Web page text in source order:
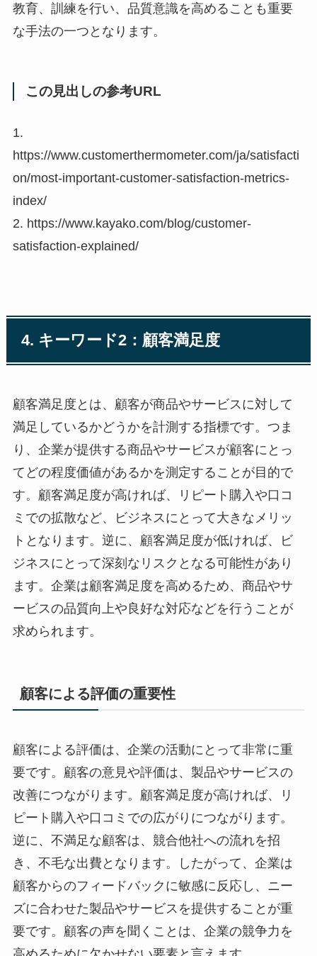
教育、訓練を行い、品質意識を高めることも重要
な手法の一つとなります。
この見出しの参考URL
1.
https://www.customerthermometer.com/ja/satisfacti
on/most-important-customer-satisfaction-metrics-
index/
2. https://www.kayako.com/blog/customer-
satisfaction-explained/
4. キーワード2：顧客満足度
顧客満足度とは、顧客が商品やサービスに対して
満足しているかどうかを計測する指標です。つま
り、企業が提供する商品やサービスが顧客にとっ
てどの程度価値があるかを測定することが目的で
す。顧客満足度が高ければ、リピート購入や口コ
ミでの拡散など、ビジネスにとって大きなメリッ
トとなります。逆に、顧客満足度が低ければ、ビ
ジネスにとって深刻なリスクとなる可能性があり
ます。企業は顧客満足度を高めるため、商品やサ
ービスの品質向上や良好な対応などを行うことが
求められます。
顧客による評価の重要性
顧客による評価は、企業の活動にとって非常に重
要です。顧客の意見や評価は、製品やサービスの
改善につながります。顧客満足度が高ければ、リ
ピート購入や口コミでの広がりにつながります。
逆に、不満足な顧客は、競合他社への流れを招
き、不毛な出費となります。したがって、企業は
顧客からのフィードバックに敏感に反応し、ニー
ズに合わせた製品やサービスを提供することが重
要です。顧客の声を聞くことは、企業の競争力を